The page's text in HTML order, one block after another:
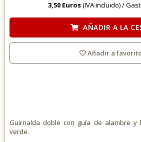
3,50 Euros(IVA incluido) /
AÑADIR A LA
Añadir a
Guirnalda doble con guía de alambre
verde.